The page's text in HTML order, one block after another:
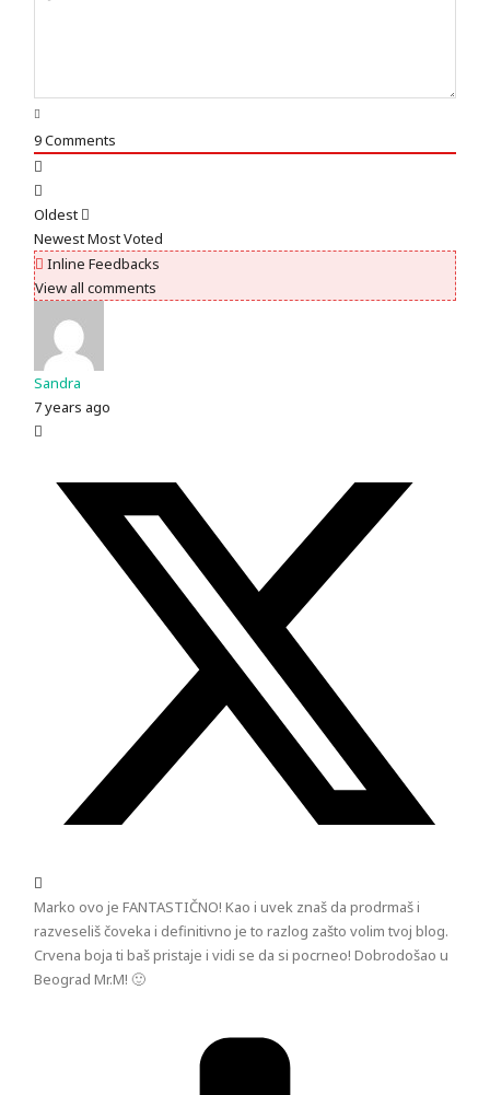
9Comments
Oldest
NewestMost Voted
Inline Feedbacks
View all comments
Sandra
7 years ago
Marko ovo je FANTASTIČNO! Kao i uvek znaš da prodrmaš i
razveseliš čoveka i definitivno je to razlog zašto volim tvoj blog.
Crvena boja ti baš pristaje i vidi se da si pocrneo! Dobrodošao u
Beograd Mr.M! 🙂